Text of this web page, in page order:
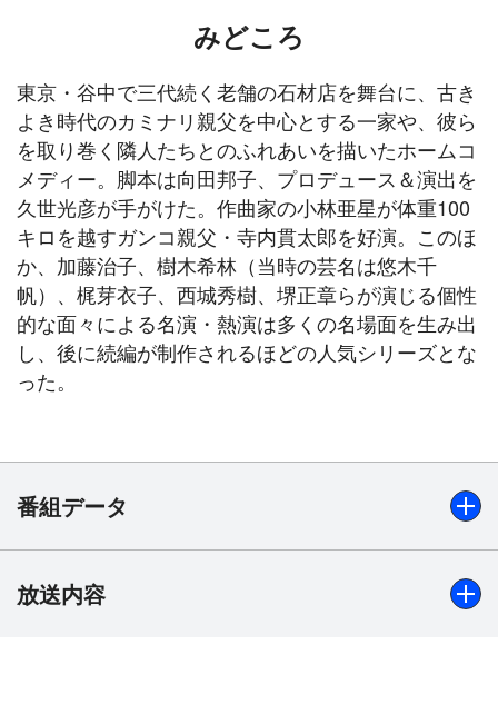
みどころ
東京・谷中で三代続く老舗の石材店を舞台に、古き
よき時代のカミナリ親父を中心とする一家や、彼ら
を取り巻く隣人たちとのふれあいを描いたホームコ
メディー。脚本は向田邦子、プロデュース＆演出を
久世光彦が手がけた。作曲家の小林亜星が体重100
キロを越すガンコ親父・寺内貫太郎を好演。このほ
か、加藤治子、樹木希林（当時の芸名は悠木千
帆）、梶芽衣子、西城秀樹、堺正章らが演じる個性
的な面々による名演・熱演は多くの名場面を生み出
し、後に続編が制作されるほどの人気シリーズとな
った。
番組データ
出演
放送内容